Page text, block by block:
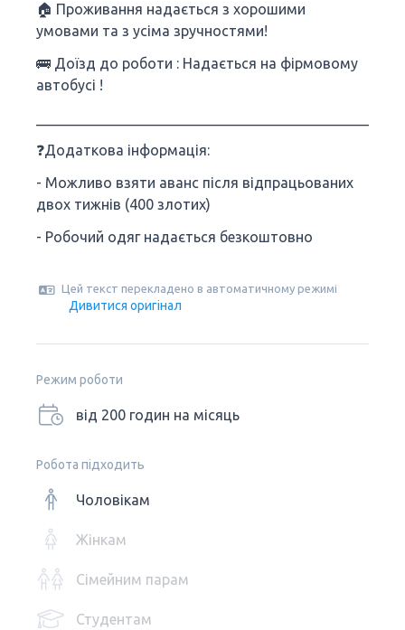
🏠 Проживання надається з хорошими
умовами та з усіма зручностями!
🚌 Доїзд до роботи : Надається на фірмовому
автобусі !
❓Додаткова інформація:
- Можливо взяти аванс після відпрацьованих
двох тижнів (400 злотих)
- Робочий одяг надається безкоштовно
Цей текст перекладено в автоматичному режимі
Дивитися оригінал
Режим роботи
від 200 годин на місяць
Робота підходить
Чоловікам
Жінкам
Сімейним парам
Студентам